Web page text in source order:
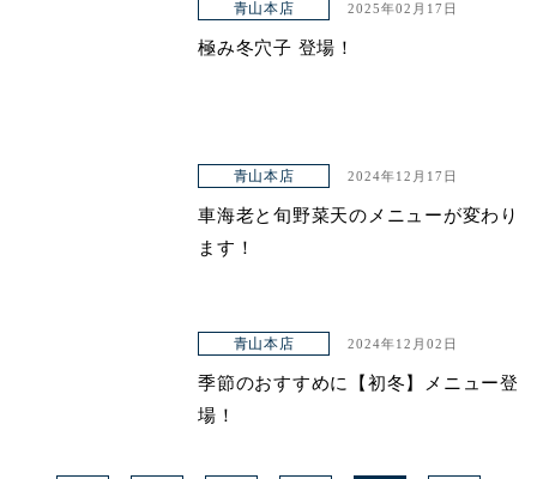
青山本店 2025年02月17日
極み冬穴子 登場！
青山本店 2024年12月17日
車海老と旬野菜天のメニューが変わり
ます！
青山本店 2024年12月02日
季節のおすすめに【初冬】メニュー登
場！